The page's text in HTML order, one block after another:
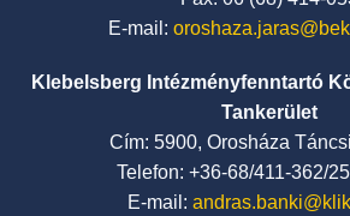
E-mail:
Klebelsberg Intézményfenntartó
Tankerület
Cím: 5900, Orosháza
Telefon: +36-68/411-362/
E-mail: